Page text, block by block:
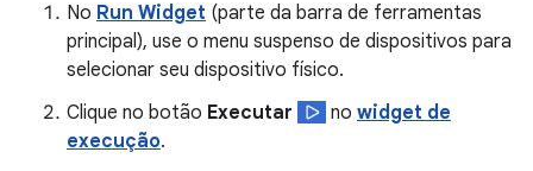
No Run Widget (parte da barra de ferramentas
principal), use o menu suspenso de dispositivos para
selecionar seu dispositivo físico.
Clique no botão Executar no widget de
execução.